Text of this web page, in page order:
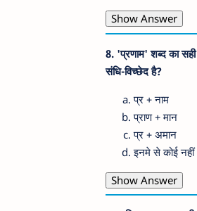
Show Answer
8. 'प्रणाम' शब्द का सही
संधि-विच्छेद है?
प्र + नाम
प्राण + मान
प्र + अमान
इनमे से कोई नहीं
Show Answer